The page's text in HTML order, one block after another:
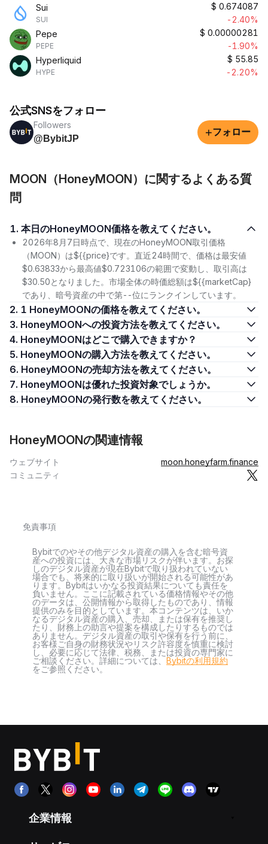
Sui
SUI
$ 0.674087
-2.40%
Pepe
PEPE
$ 0.00000281
-1.90%
Hyperliquid
HYPE
$ 55.85
-2.20%
公式SNSをフォロー
Followers
@BybitJP
+フォロー
MOON（HoneyMOON）に関するよくある質
問
1. 本日のHoneyMOON価格を教えてください。
2026年8月7日時点で、現在のHoneyMOON取引価格
（MOON）は${{price}です。直近24時間で、価格は最安値
$0.63833から最高値$0.723106の範囲で変動し、取引高は
$30.50となりました。市場全体の時価総額は${{marketCap}
であり、暗号資産の中で第--位にランクインしています。
2. 1 HoneyMOONの価格を教えてください。
3. HoneyMOONへの投資方法を教えてください。
4. HoneyMOONはどこで購入できますか？
5. HoneyMOONの購入方法を教えてください。
6. HoneyMOONの売却方法を教えてください。
7. HoneyMOONは優れた投資対象でしょうか。
8. HoneyMOONの発行数を教えてください。
HoneyMOONの関連情報
ウェブサイト
moon.honeyfarm.finance
コミュニティ
免責事項
Bybitでのやその他デジタル資産の購入を含む暗号資
産への投資には、大きな市場リスクが伴います。お探
しのデジタル資産が現在Bybitで取り扱われていない
場合でも、将来的に取り扱いが開始される可能性があ
ります。Bybitはいかなる投資結果についても責任を
負いません。ここに記載されている価格情報やその他
のデータは、公開情報から取得したものであり、情報
提供のみを目的としています。本コンテンツは、いか
なるデジタル資産の購入、売却、または保有を推奨し
たり、財務上の助言や提案を構成したりするものでは
ありません。デジタル資産の取引や保有を行う前に、
お客様ご自身の財務状況やリスク許容度を慎重に検討
し、必要に応じて法律、税務、または投資の専門家に
ご相談ください。詳細については、 Bybitの利用規約
をご参照ください。
企業情報